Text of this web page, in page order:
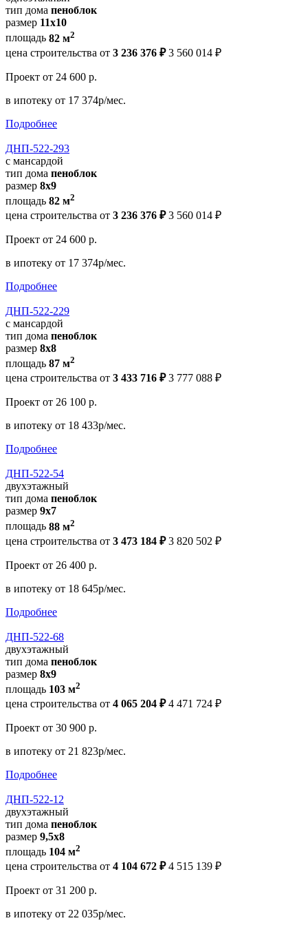
тип дома пеноблок
размер 11x10
площадь 82 м2
цена строительства от 3 236 376 ₽ 3 560 014 ₽
Проект от 24 600 р.
в ипотеку от 17 374р/мес.
Подробнее
ДНП-522-293
с мансардой
тип дома пеноблок
размер 8x9
площадь 82 м2
цена строительства от 3 236 376 ₽ 3 560 014 ₽
Проект от 24 600 р.
в ипотеку от 17 374р/мес.
Подробнее
ДНП-522-229
с мансардой
тип дома пеноблок
размер 8x8
площадь 87 м2
цена строительства от 3 433 716 ₽ 3 777 088 ₽
Проект от 26 100 р.
в ипотеку от 18 433р/мес.
Подробнее
ДНП-522-54
двухэтажный
тип дома пеноблок
размер 9х7
площадь 88 м2
цена строительства от 3 473 184 ₽ 3 820 502 ₽
Проект от 26 400 р.
в ипотеку от 18 645р/мес.
Подробнее
ДНП-522-68
двухэтажный
тип дома пеноблок
размер 8х9
площадь 103 м2
цена строительства от 4 065 204 ₽ 4 471 724 ₽
Проект от 30 900 р.
в ипотеку от 21 823р/мес.
Подробнее
ДНП-522-12
двухэтажный
тип дома пеноблок
размер 9,5х8
площадь 104 м2
цена строительства от 4 104 672 ₽ 4 515 139 ₽
Проект от 31 200 р.
в ипотеку от 22 035р/мес.